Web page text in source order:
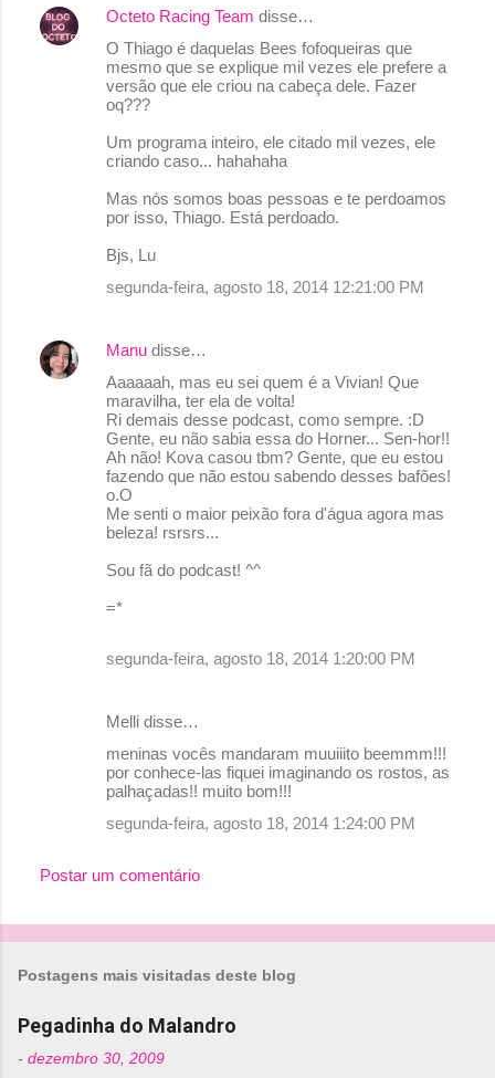
Octeto Racing Team disse…
O Thiago é daquelas Bees fofoqueiras que
mesmo que se explique mil vezes ele prefere a
versão que ele criou na cabeça dele. Fazer
oq???
Um programa inteiro, ele citado mil vezes, ele
criando caso... hahahaha
Mas nós somos boas pessoas e te perdoamos
por isso, Thiago. Está perdoado.
Bjs, Lu
segunda-feira, agosto 18, 2014 12:21:00 PM
Manu disse…
Aaaaaah, mas eu sei quem é a Vivian! Que
maravilha, ter ela de volta!
Ri demais desse podcast, como sempre. :D
Gente, eu não sabia essa do Horner... Sen-hor!!
Ah não! Kova casou tbm? Gente, que eu estou
fazendo que não estou sabendo desses bafões!
o.O
Me senti o maior peixão fora d'água agora mas
beleza! rsrsrs...
Sou fã do podcast! ^^
=*
segunda-feira, agosto 18, 2014 1:20:00 PM
Melli disse…
meninas vocês mandaram muuiiito beemmm!!!
por conhece-las fiquei imaginando os rostos, as
palhaçadas!! muito bom!!!
segunda-feira, agosto 18, 2014 1:24:00 PM
Postar um comentário
Postagens mais visitadas deste blog
Pegadinha do Malandro
- dezembro 30, 2009